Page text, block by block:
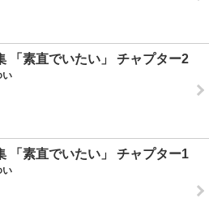
「素直でいたい」 チャプター2
い
「素直でいたい」 チャプター1
い